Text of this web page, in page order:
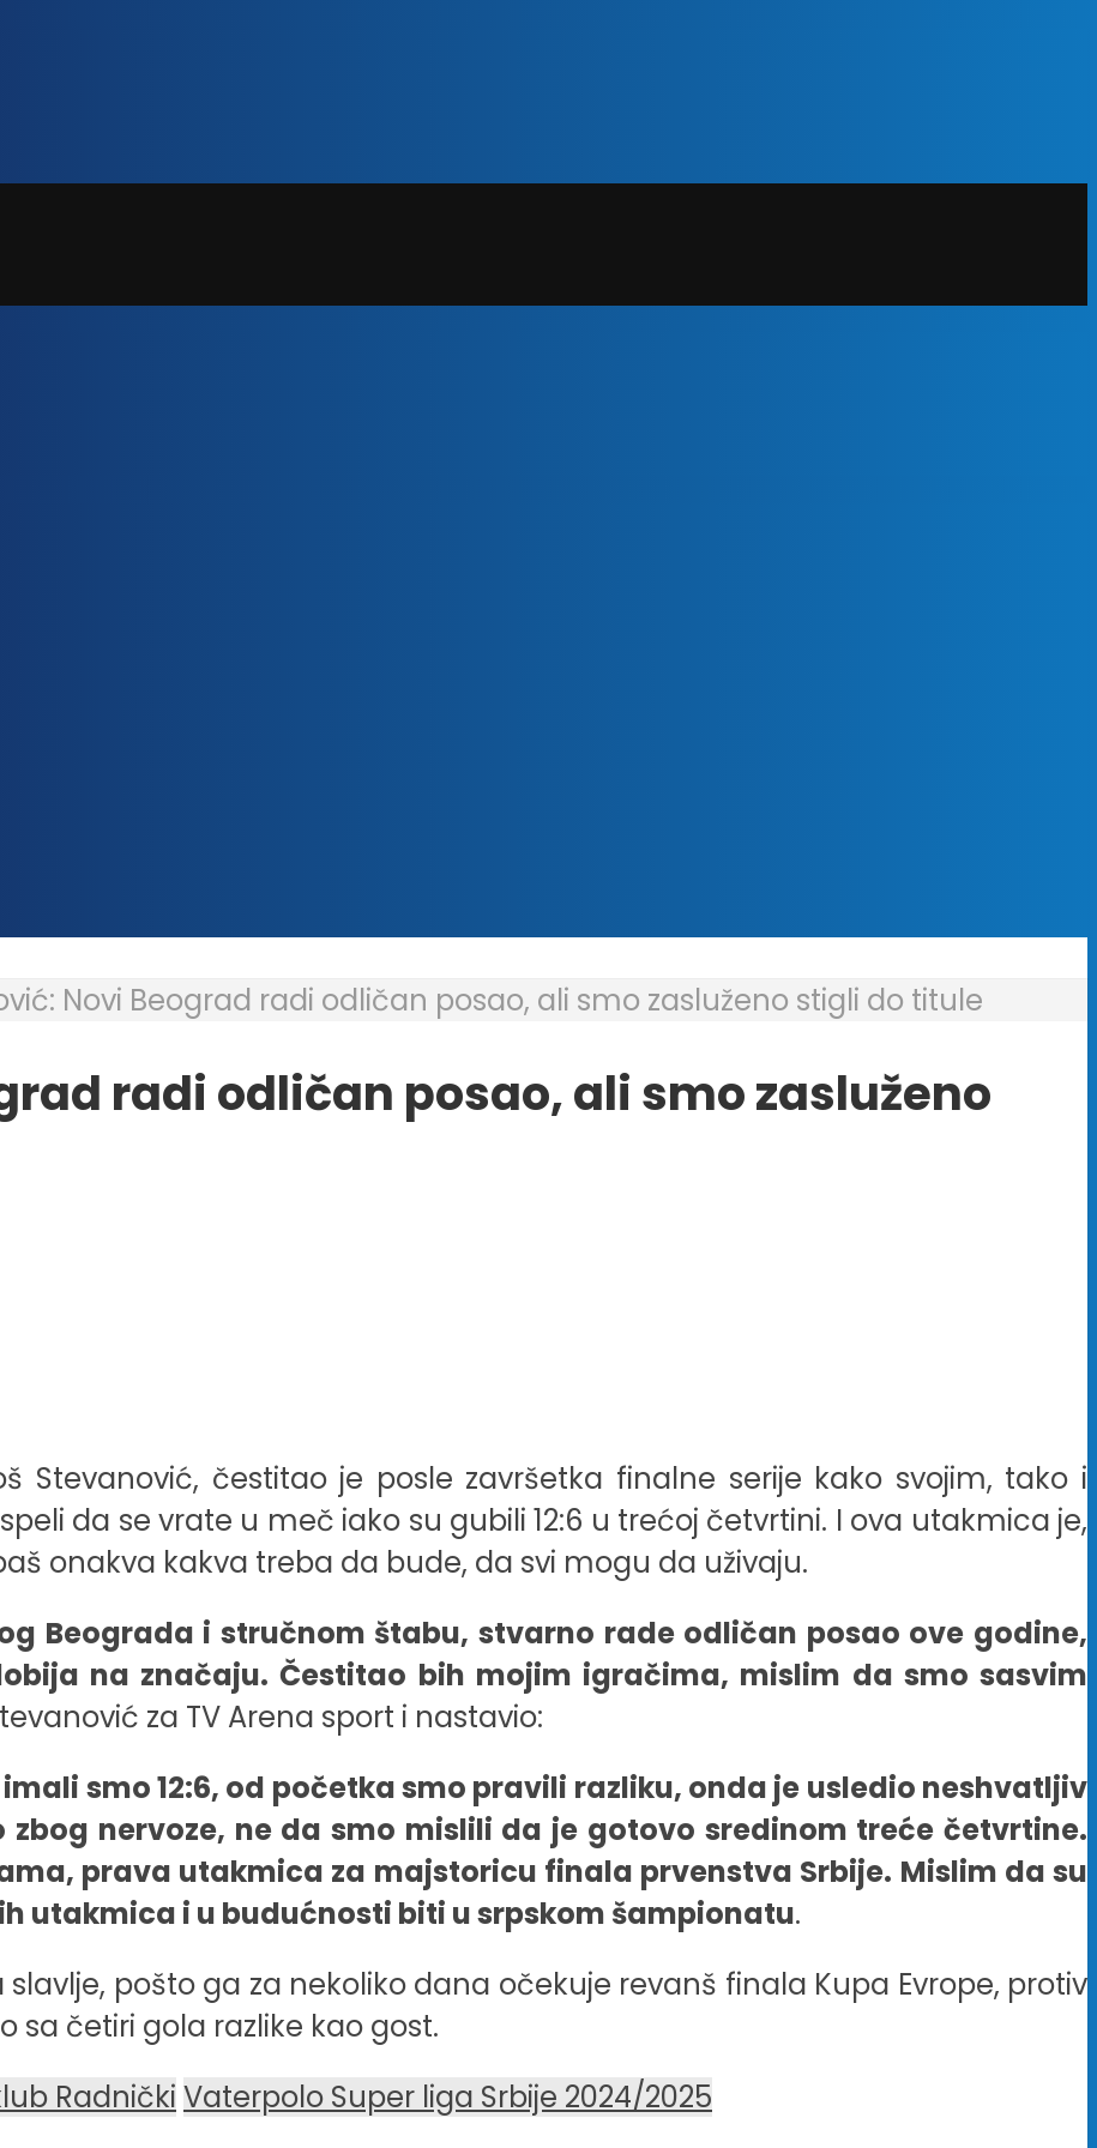
Novi Beograd radi odličan posao, ali smo zasluženo stigli do titule
radi odličan posao, ali smo zasluženo
Stevanović, čestitao je posle završetka finalne serije kako svojim, tako i
da se vrate u meč iako su gubili 12:6 u trećoj četvrtini. I ova utakmica je,
onakva kakva treba da bude, da svi mogu da uživaju.
Beograda i stručnom štabu, stvarno rade odličan posao ove godine,
na značaju. Čestitao bih mojim igračima, mislim da smo sasvim
za TV Arena sport i nastavio:
smo 12:6, od početka smo pravili razliku, onda je usledio neshvatljiv
nervoze, ne da smo mislili da je gotovo sredinom treće četvrtine.
prava utakmica za majstoricu finala prvenstva Srbije. Mislim da su
utakmica i u budućnosti biti u srpskom šampionatu.
pošto ga za nekoliko dana očekuje revanš finala Kupa Evrope, protiv
sa četiri gola razlike kao gost.
Radnički Vaterpolo Super liga Srbije 2024/2025